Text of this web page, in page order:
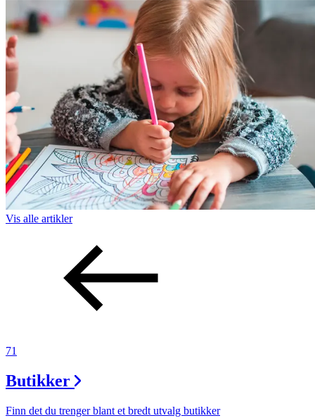
Vis alle artikler
71
Butikker
Finn det du trenger blant et bredt utvalg butikker